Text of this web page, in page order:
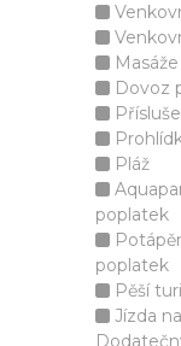
Dovoz
Pláž
poplatek
poplatek
Pěší
Jízda